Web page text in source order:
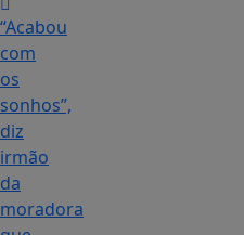
“Acabou
com
os
sonhos”,
diz
irmão
da
moradora